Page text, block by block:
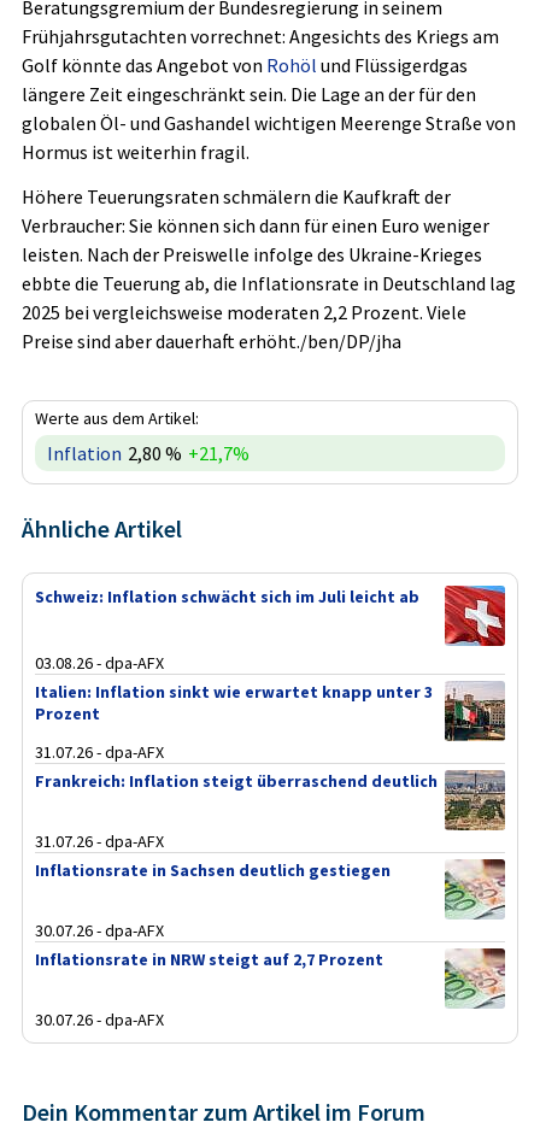
Beratungsgremium der Bundesregierung in seinem
Frühjahrsgutachten vorrechnet: Angesichts des Kriegs am
Golf könnte das Angebot von Rohöl und Flüssigerdgas
längere Zeit eingeschränkt sein. Die Lage an der für den
globalen Öl- und Gashandel wichtigen Meerenge Straße von
Hormus ist weiterhin fragil.
Höhere Teuerungsraten schmälern die Kaufkraft der
Verbraucher: Sie können sich dann für einen Euro weniger
leisten. Nach der Preiswelle infolge des Ukraine-Krieges
ebbte die Teuerung ab, die Inflationsrate in Deutschland lag
2025 bei vergleichsweise moderaten 2,2 Prozent. Viele
Preise sind aber dauerhaft erhöht./ben/DP/jha
Werte aus dem Artikel:
Inflation 2,80 % +21,7%
Ähnliche Artikel
Schweiz: Inflation schwächt sich im Juli leicht ab
03.08.26 - dpa-AFX
Italien: Inflation sinkt wie erwartet knapp unter 3
Prozent
31.07.26 - dpa-AFX
Frankreich: Inflation steigt überraschend deutlich
31.07.26 - dpa-AFX
Inflationsrate in Sachsen deutlich gestiegen
30.07.26 - dpa-AFX
Inflationsrate in NRW steigt auf 2,7 Prozent
30.07.26 - dpa-AFX
Dein Kommentar zum Artikel im Forum